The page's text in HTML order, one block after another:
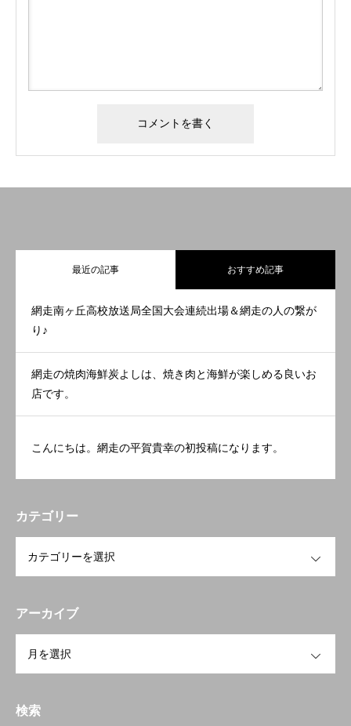
最近の記事 おすすめ記事
網走南ヶ丘高校放送局全国大会連続出場＆網走の人の繋が
り♪
網走の焼肉海鮮炭よしは、焼き肉と海鮮が楽しめる良いお
店です。
こんにちは。網走の平賀貴幸の初投稿になります。
カテゴリー
アーカイブ
検索